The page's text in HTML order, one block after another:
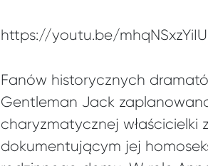
https://youtu.be/mhqNSxzYiIU
Fanów historycznych
Gentleman Jack
charyzmatycznej właścicielki
dokumentującym jej